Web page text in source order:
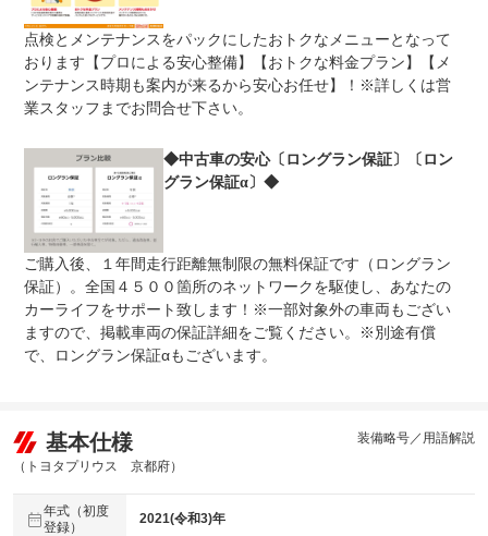
法定整備
整備付 法定12ヶ月または法定24ヶ月点検整備付
※車検なし・車検整備付の場合は法定24ヶ月点検整備付
※商用車は6ヶ月または12ヶ月点検整備付
法定整備
について
-
点検とメンテナンスをパックにしたおトクなメニューとなって
おります【プロによる安心整備】【おトクな料金プラン】【メ
ンテナンス時期も案内が来るから安心お任せ】！※詳しくは営
業スタッフまでお問合せ下さい。
◆中古車の安心〔ロングラン保証〕〔ロン
グラン保証α〕◆
ご購入後、１年間走行距離無制限の無料保証です（ロングラン
保証）。全国４５００箇所のネットワークを駆使し、あなたの
カーライフをサポート致します！※一部対象外の車両もござい
ますので、掲載車両の保証詳細をご覧ください。※別途有償
で、ロングラン保証αもございます。
基本仕様
（トヨタプリウス 京都府）
装備略号／用語解説
年式（初度
登録）
2021(令和3)年